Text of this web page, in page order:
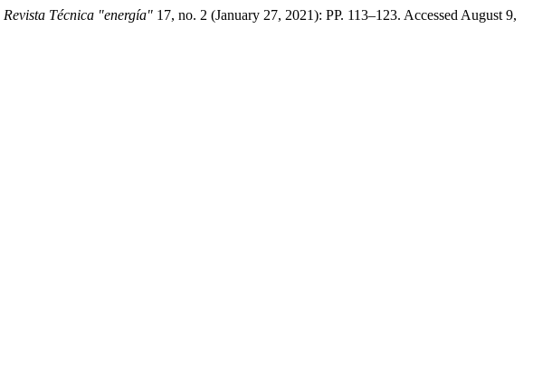
Revista Técnica "energía" 17, no. 2 (January 27, 2021): PP. 113–123. Accessed August 9,